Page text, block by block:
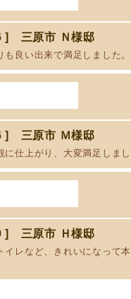
] 三原市 Ｎ様邸
も良い出来で満足しました。
] 三原市 Ｍ様邸
に仕上がり、大変満足しまし
] 三原市 Ｈ様邸
イレなど、きれいになって